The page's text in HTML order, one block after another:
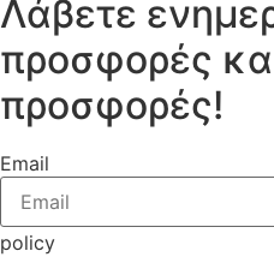
Λάβετε
προσφορές
προσφορές!
Email
policy